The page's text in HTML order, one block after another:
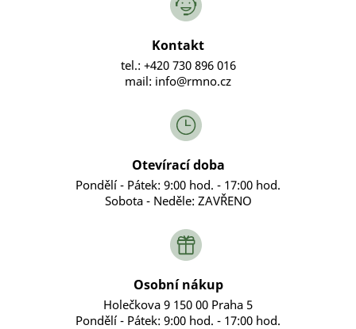
Kontakt
tel.: +420 730 896 016
mail: info@rmno.cz
Otevírací doba
Pondělí - Pátek: 9:00 hod. - 17:00 hod.
Sobota - Neděle: ZAVŘENO
Osobní nákup
Holečkova 9 150 00 Praha 5
Pondělí - Pátek: 9:00 hod. - 17:00 hod.